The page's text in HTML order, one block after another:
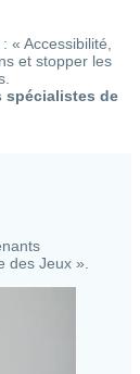
« Accessibilité,
et stopper les
spécialistes de
des Jeux ».